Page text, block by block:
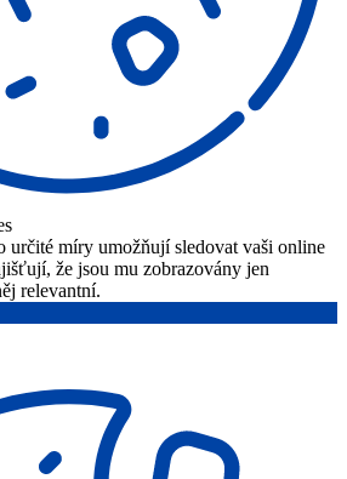
určité míry umožňují sledovat vaši online
že jsou mu zobrazovány jen
relevantní.